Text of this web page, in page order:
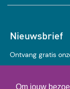
Om jouw
Nieuwsbrief
Ontvang gratis
voor onze